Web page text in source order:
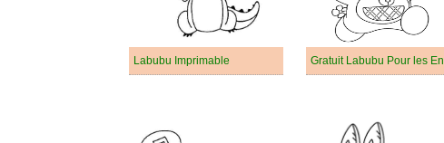
Labubu Imprimable